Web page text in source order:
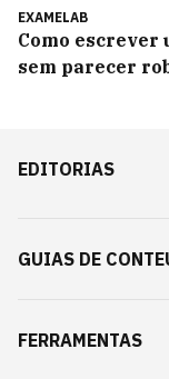
EXAMELAB
Como escrever
sem parecer
EDITORIAS
GUIAS DE
FERRAMENTAS